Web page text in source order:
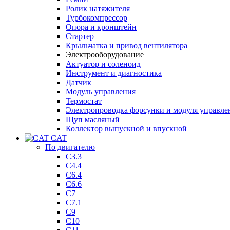
Ролик натяжителя
Турбокомпрессор
Опора и кронштейн
Стартер
Крыльчатка и привод вентилятора
Электрооборудование
Актуатор и соленоид
Инструмент и диагностика
Датчик
Модуль управления
Термостат
Электропроводка форсунки и модуля
Щуп масляный
Коллектор выпускной и впускной
CAT
По двигателю
C3.3
C4.4
C6.4
C6.6
C7
C7.1
C9
C10